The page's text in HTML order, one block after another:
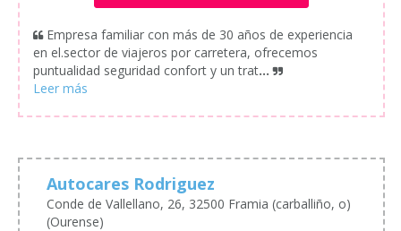
Empresa familiar con más de 30 años de experiencia
en el.sector de viajeros por carretera, ofrecemos
puntualidad seguridad confort y un trat...
Autocares Rodriguez
Conde de Vallellano, 26, 32500 Framia (carballiño, o)
(Ourense)